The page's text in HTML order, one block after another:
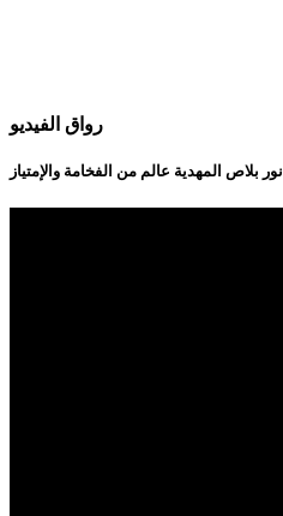
رواق الفيديو
نور بلاص المهدية عالم من الفخامة والإمتياز